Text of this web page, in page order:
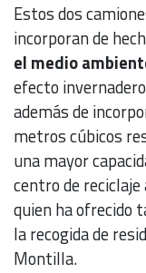
Estos dos
incorporan de hech
el medio
efecto
además de
metros cúbicos
una mayor
centro de reciclaje
quien ha ofrecido
la recogida de
Montilla.